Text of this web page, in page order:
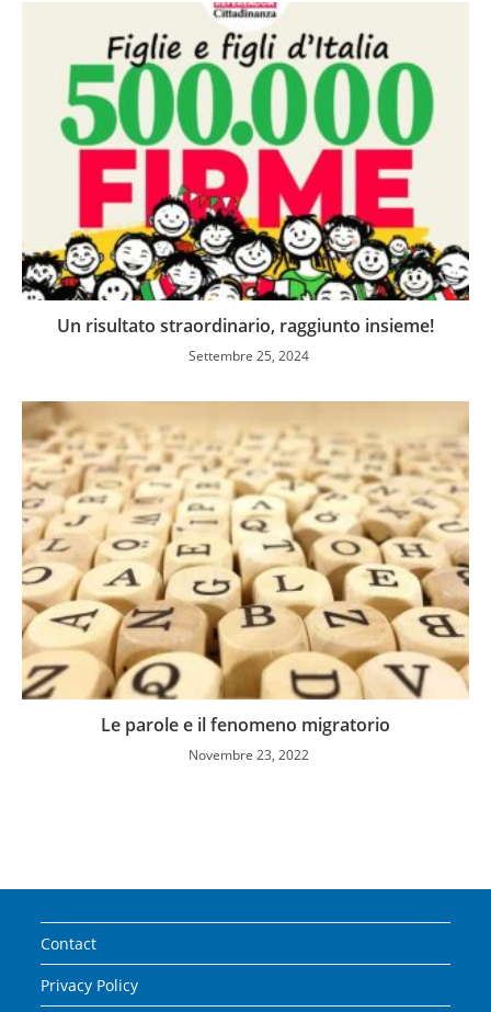
Un risultato straordinario, raggiunto insieme!
Settembre 25, 2024
Le parole e il fenomeno migratorio
Novembre 23, 2022
Contact
Privacy Policy